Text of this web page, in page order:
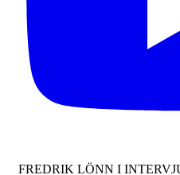
FREDRIK LÖNN I